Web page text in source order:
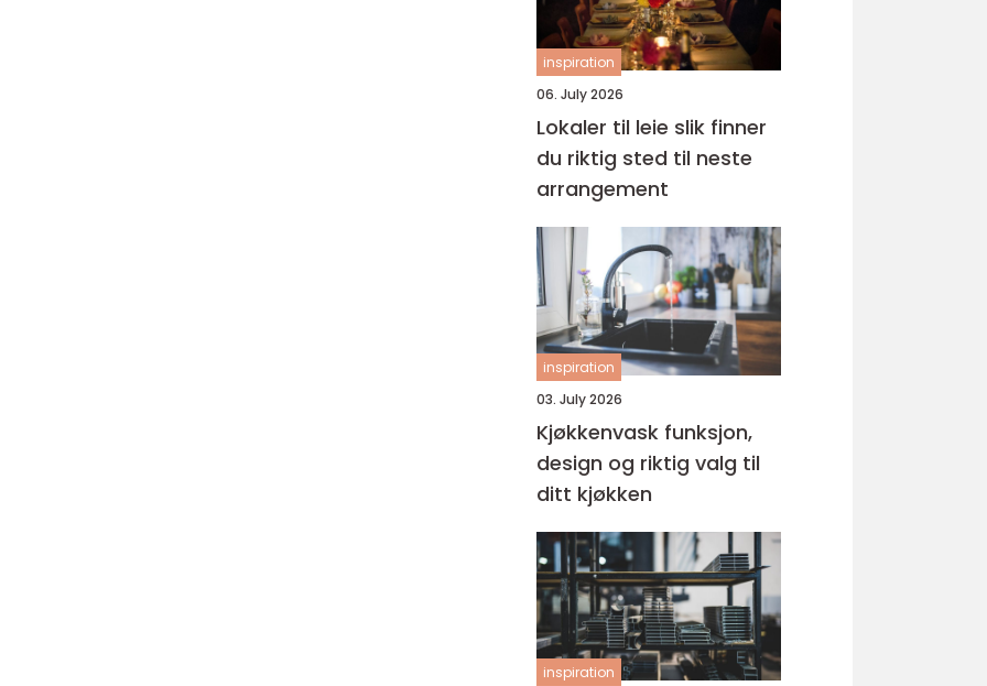
inspiration
06. July 2026
Lokaler til leie slik finner
du riktig sted til neste
arrangement
inspiration
03. July 2026
Kjøkkenvask funksjon,
design og riktig valg til
ditt kjøkken
inspiration